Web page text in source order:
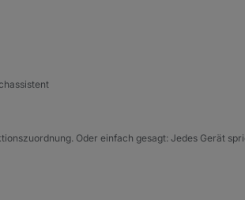
Oder einfach gesagt: Jedes Gerät